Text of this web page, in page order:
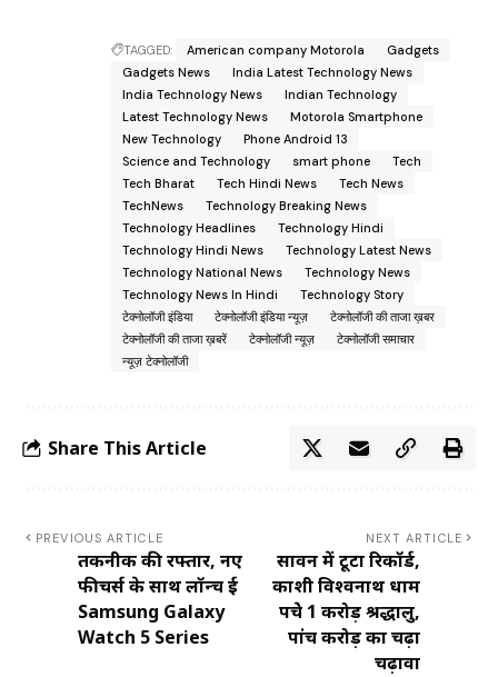
TAGGED: American company Motorola
Gadgets
Gadgets News
India Latest Technology News
India Technology News
Indian Technology
Latest Technology News
Motorola Smartphone
New Technology
Phone Android 13
Science and Technology
smart phone
Tech
Tech Bharat
Tech Hindi News
Tech News
TechNews
Technology Breaking News
Technology Headlines
Technology Hindi
Technology Hindi News
Technology Latest News
Technology National News
Technology News
Technology News In Hindi
Technology Story
टेक्नोलॉजी इंडिया
टेक्नोलॉजी इंडिया न्यूज़
टेक्नोलॉजी की ताजा ख़बर
टेक्नोलॉजी की ताजा ख़बरें
टेक्नोलॉजी न्यूज़
टेक्नोलॉजी समाचार
न्यूज़ टेक्नोलॉजी
Share This Article
PREVIOUS ARTICLE
तकनीक की रफ्तार, नए
फीचर्स के साथ लॉन्च हुई
Samsung Galaxy
Watch 5 Series
NEXT ARTICLE
सावन में टूटा रिकॉर्ड,
काशी विश्वनाथ धाम
पहुंचे 1 करोड़ श्रद्धालु,
पांच करोड़ का चढ़ा
चढ़ावा